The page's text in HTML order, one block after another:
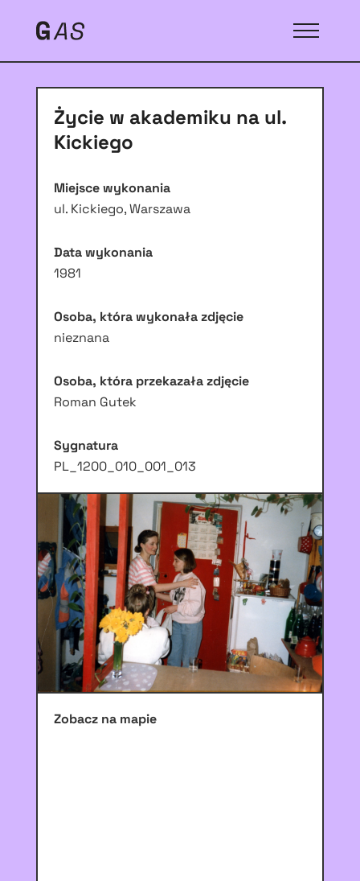
Życie w akademiku na ul.
Kickiego
Miejsce wykonania
ul. Kickiego, Warszawa
Data wykonania
1981
Osoba, która wykonała zdjęcie
nieznana
Osoba, która przekazała zdjęcie
Roman Gutek
Sygnatura
PL_1200_010_001_013
Zobacz na mapie